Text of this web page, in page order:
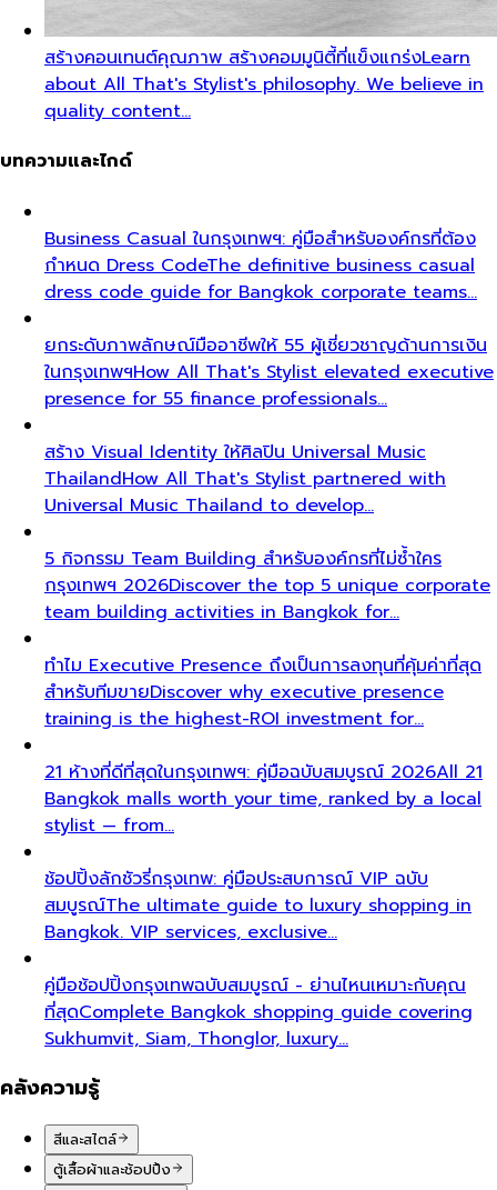
สร้างคอนเทนต์คุณภาพ สร้างคอมมูนิตี้ที่แข็งแกร่งLearn
about All That's Stylist's philosophy. We believe in
quality content…
บทความและไกด์
Business Casual ในกรุงเทพฯ: คู่มือสำหรับองค์กรที่ต้อง
กำหนด Dress CodeThe definitive business casual
dress code guide for Bangkok corporate teams…
ยกระดับภาพลักษณ์มืออาชีพให้ 55 ผู้เชี่ยวชาญด้านการเงิน
ในกรุงเทพฯHow All That's Stylist elevated executive
presence for 55 finance professionals…
สร้าง Visual Identity ให้ศิลปิน Universal Music
ThailandHow All That's Stylist partnered with
Universal Music Thailand to develop…
5 กิจกรรม Team Building สำหรับองค์กรที่ไม่ซ้ำใคร
กรุงเทพฯ 2026Discover the top 5 unique corporate
team building activities in Bangkok for…
ทำไม Executive Presence ถึงเป็นการลงทุนที่คุ้มค่าที่สุด
สำหรับทีมขายDiscover why executive presence
training is the highest-ROI investment for…
21 ห้างที่ดีที่สุดในกรุงเทพฯ: คู่มือฉบับสมบูรณ์ 2026All 21
Bangkok malls worth your time, ranked by a local
stylist — from…
ช้อปปิ้งลักชัวรี่กรุงเทพ: คู่มือประสบการณ์ VIP ฉบับ
สมบูรณ์The ultimate guide to luxury shopping in
Bangkok. VIP services, exclusive…
คู่มือช้อปปิ้งกรุงเทพฉบับสมบูรณ์ - ย่านไหนเหมาะกับคุณ
ที่สุดComplete Bangkok shopping guide covering
Sukhumvit, Siam, Thonglor, luxury…
คลังความรู้
สีและสไตล์
ตู้เสื้อผ้าและช้อปปิ้ง